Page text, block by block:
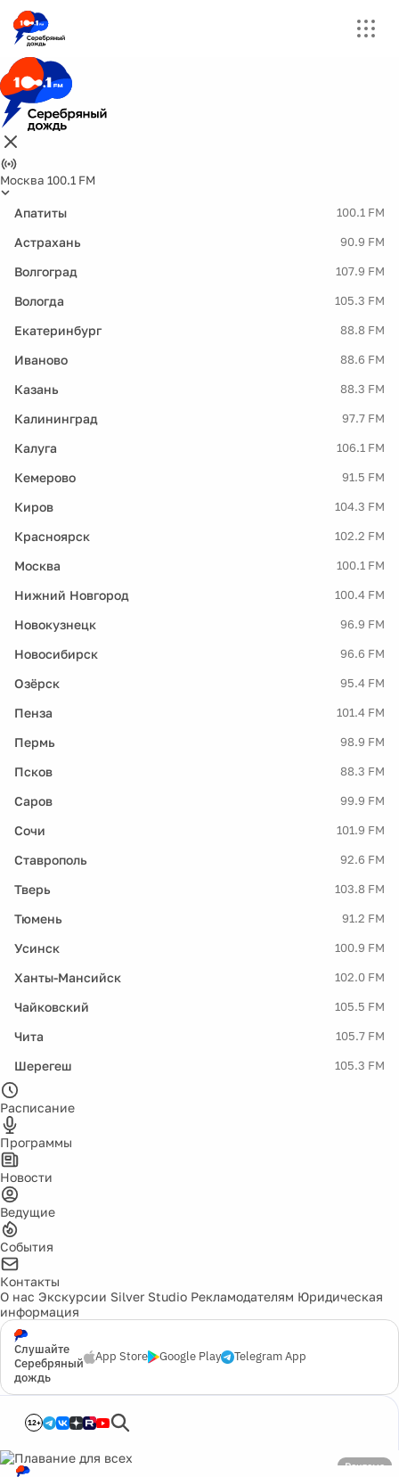
Москва 100.1 FM
Апатиты 100.1 FM
Астрахань 90.9 FM
Волгоград 107.9 FM
Вологда 105.3 FM
Екатеринбург 88.8 FM
Иваново 88.6 FM
Казань 88.3 FM
Калининград 97.7 FM
Калуга 106.1 FM
Кемерово 91.5 FM
Киров 104.3 FM
Красноярск 102.2 FM
Москва 100.1 FM
Нижний Новгород 100.4 FM
Новокузнецк 96.9 FM
Новосибирск 96.6 FM
Озёрск 95.4 FM
Пенза 101.4 FM
Пермь 98.9 FM
Псков 88.3 FM
Саров 99.9 FM
Сочи 101.9 FM
Ставрополь 92.6 FM
Тверь 103.8 FM
Тюмень 91.2 FM
Усинск 100.9 FM
Ханты-Мансийск 102.0 FM
Чайковский 105.5 FM
Чита 105.7 FM
Шерегеш 105.3 FM
Расписание
Программы
Новости
Ведущие
События
Контакты
О нас Экскурсии Silver Studio Рекламодателям Юридическая
информация
Слушайте
Серебряный
дождь
App Store Google Play Telegram App
12+
Реклама